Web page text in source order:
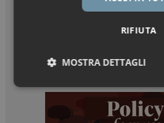
RIFIUTA
MOSTRA DETTAGLI
Necessari